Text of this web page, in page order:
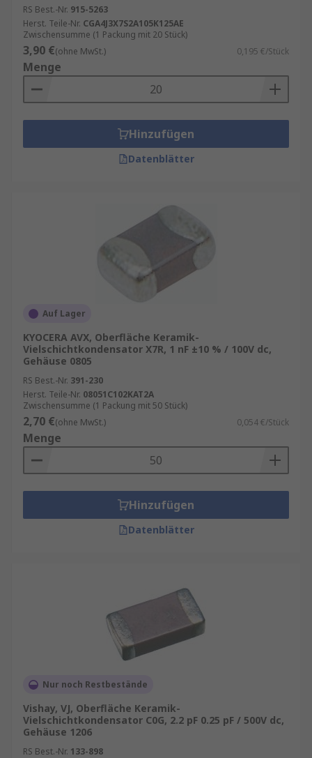
anspruchsvolle Designs
Murata– Marktführer für kompakte und
zuverlässige MLCCs
TDK
Vishay– Robuste MLCCs für industrielle
Anwendungen
hervorragendem Preis-Leistungs-Verhältnis
professionelle Anwendungen
RS Best.-Nr. 915-5263
Herst. Teile-Nr. CGA4J3X7S2A105K125AE
Zwischensumme (1 Packung mit 20 Stück)
3,90 €(ohne MwSt.) 0,195 €/Stück
Menge
Hinzufügen
Datenblätter
Auf Lager
KYOCERA AVX, Oberfläche Keramik-
Vielschichtkondensator X7R, 1 nF ±10 % / 100V dc,
Gehäuse 0805
RS Best.-Nr. 391-230
Herst. Teile-Nr. 08051C102KAT2A
Zwischensumme (1 Packung mit 50 Stück)
2,70 €(ohne MwSt.) 0,054 €/Stück
Menge
Hinzufügen
Datenblätter
Nur noch Restbestände
Vishay, VJ, Oberfläche Keramik-
Vielschichtkondensator C0G, 2.2 pF 0.25 pF / 500V dc,
Gehäuse 1206
RS Best.-Nr. 133-898